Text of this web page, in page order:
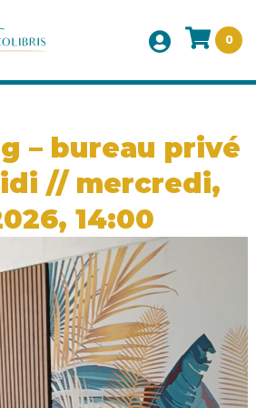
0
– bureau privé
// mercredi,
14:00